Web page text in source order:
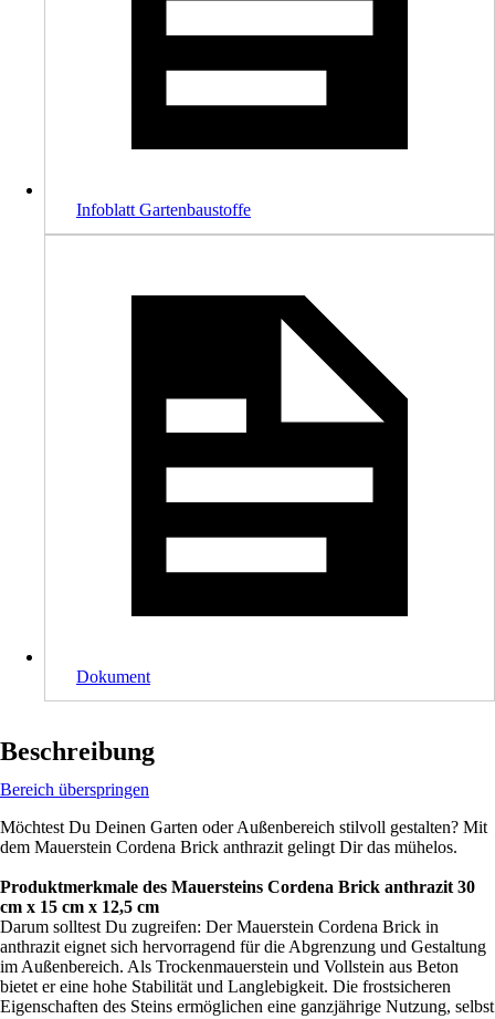
Infoblatt Gartenbaustoffe
Dokument
Beschreibung
Bereich überspringen
Möchtest Du Deinen Garten oder Außenbereich stilvoll gestalten? Mit
dem Mauerstein Cordena Brick anthrazit gelingt Dir das mühelos.
Produktmerkmale des Mauersteins Cordena Brick anthrazit 30
cm x 15 cm x 12,5 cm
Darum solltest Du zugreifen: Der Mauerstein Cordena Brick in
anthrazit eignet sich hervorragend für die Abgrenzung und Gestaltung
im Außenbereich. Als Trockenmauerstein und Vollstein aus Beton
bietet er eine hohe Stabilität und Langlebigkeit. Die frostsicheren
Eigenschaften des Steins ermöglichen eine ganzjährige Nutzung, selbst